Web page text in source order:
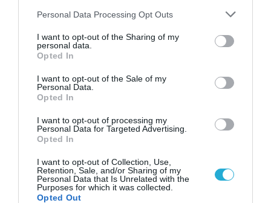
Please note that this website/app uses one or more Google
not limited to your visit or usage behaviour. You may click to
grant or deny consent to Google and its third-party tags to
use your data for below specified purposes in below Google
consent section.
Personal Data Processing Opt Outs
I want to opt-out of the Sharing of my
personal data.
Opted In
I want to opt-out of the Sale of my
Personal Data.
Opted In
I want to opt-out of processing my
Personal Data for Targeted Advertising.
Opted In
I want to opt-out of Collection, Use,
Retention, Sale, and/or Sharing of my
Personal Data that Is Unrelated with the
Purposes for which it was collected.
Opted Out
Ξυπνάτε και σέρνεστε από την κούραση;
8+1 απλές κινήσεις για περισσότερη